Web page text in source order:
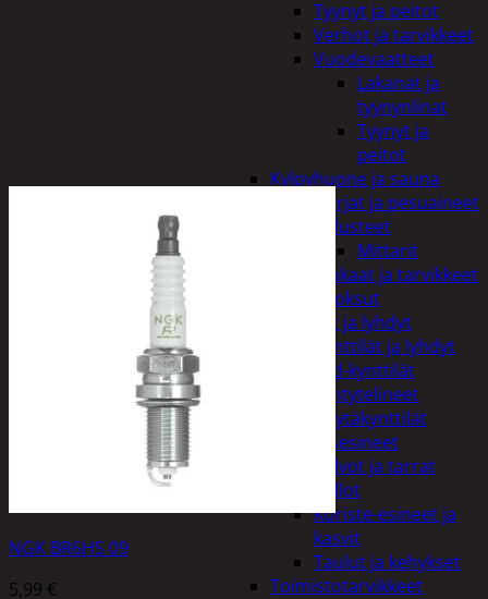
Tyynyt ja peitot
Verhot ja tarvikkeet
Vuodevaatteet
Lakanat ja
tyynynlinat
Tyynyt ja
peitot
Kylpyhuone ja sauna
Harjat ja pesuaineet
Kalusteet
Mittarit
Kiukaat ja tarvikkeet
Tuoksut
Kynttilät ja lyhdyt
Kynttilät ja lyhdyt
Led-kynttilät
Lyhtytelineet
Pöytäkynttilät
Sisustusesineet
Kalvot ja tarrat
Kellot
Koriste-esineet ja
kasvit
Taulut ja kehykset
Toimistotarvikkeet
NGK BR6HS 09
5,99 €